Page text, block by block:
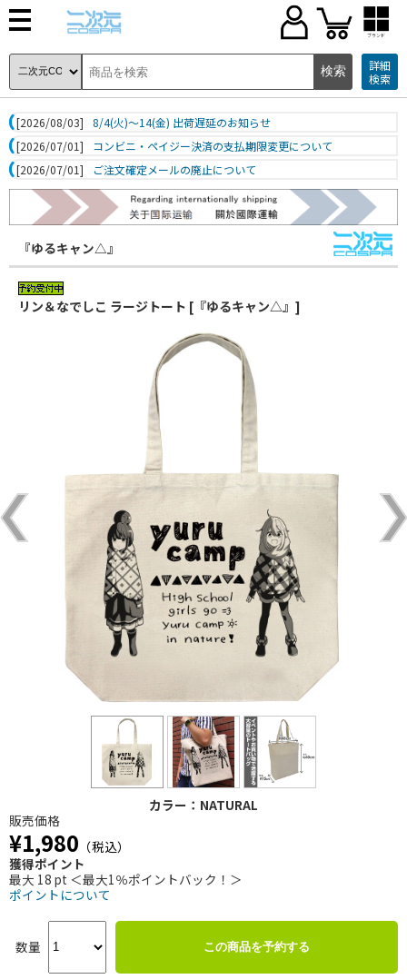
ブランド
詳細
検索
[2026/08/03]
8/4(火)～14(金) 出荷遅延のお知らせ
[2026/07/01]
コンビニ・ペイジー決済の支払期限変更について
[2026/07/01]
ご注文確定メールの廃止について
『ゆるキャン△』
リン＆なでしこ ラージトート [『ゆるキャン△』]
カラー：NATURAL
販売価格
¥1,980 （税込）
獲得ポイント
最大 18 pt ＜最大1％ポイントバック！＞
ポイントについて
数量 この商品を予約する